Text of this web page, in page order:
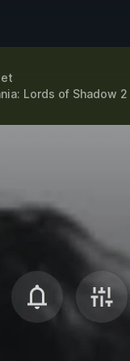
Lords of Shadow 2